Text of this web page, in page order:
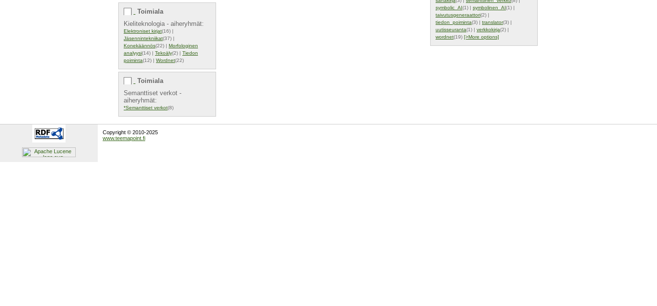
Toimiala
Kieliteknologia - aiheryhmät:
Elektroniset kirjat(16) |
Jäsennintekniikat(37) |
Konekäännös(22) | Morfologinen
analyysi(14) | Tekoäly(2) | Tiedon
poiminta(12) | Wordnet(22)
Toimiala
Semanttiset verkot -
aiheryhmät:
*Semanttiset verkot(8)
symbolic_AI(1) | symbolinen_AI(1) |
taivutusgeneraattori(2) |
tiedon_poiminta(3) | translator(3) |
uutisseuranta(1) | verkkokirja(2) |
wordnet(19) [>More options]
Copyright © 2010-2025
www.teemapoint.fi